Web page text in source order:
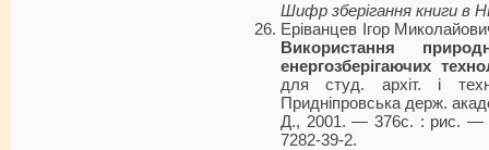
Шифр зберігання книги в
Еріванцев Ігор
Використання
енергозберігаючих
для студ. архіт. і
Придніпровська держ.
Д., 2001. — 376с. : рис. —
7282-39-2.